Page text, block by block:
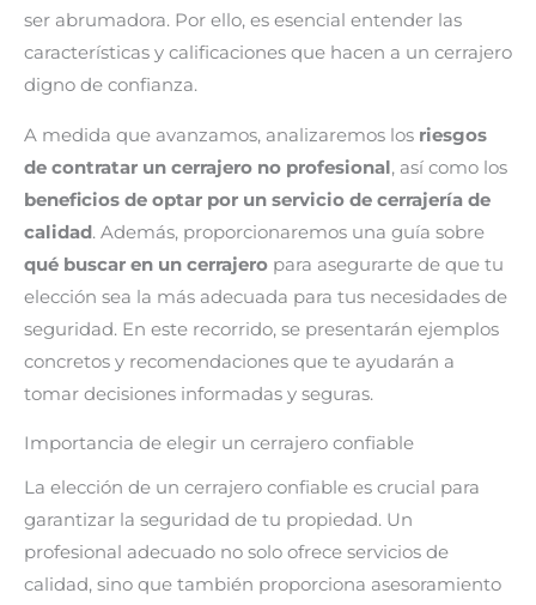
ser abrumadora. Por ello, es esencial entender las
características y calificaciones que hacen a un cerrajero
digno de confianza.
A medida que avanzamos, analizaremos los riesgos
de contratar un cerrajero no profesional, así como los
beneficios de optar por un servicio de cerrajería de
calidad. Además, proporcionaremos una guía sobre
qué buscar en un cerrajero para asegurarte de que tu
elección sea la más adecuada para tus necesidades de
seguridad. En este recorrido, se presentarán ejemplos
concretos y recomendaciones que te ayudarán a
tomar decisiones informadas y seguras.
Importancia de elegir un cerrajero confiable
La elección de un cerrajero confiable es crucial para
garantizar la seguridad de tu propiedad. Un
profesional adecuado no solo ofrece servicios de
calidad, sino que también proporciona asesoramiento